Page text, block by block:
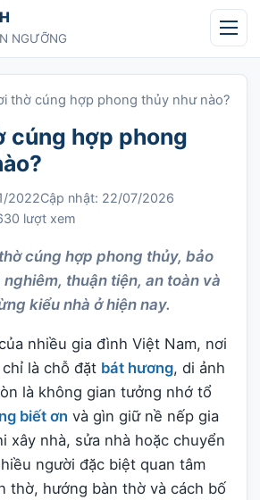
NGƯỠNG
thờ cúng hợp phong thủy như nào?
cúng hợp phong
2022Cập nhật: 22/07/2026
lượt xem
cúng hợp phong thủy, bảo
thuận tiện, an toàn và
kiểu nhà ở hiện nay.
nhiều gia đình Việt Nam, nơi
là chỗ đặt bát hương, di ảnh
là không gian tưởng nhớ tổ
biết ơn và gìn giữ nề nếp gia
xây nhà, sửa nhà hoặc chuyển
người đặc biệt quan tâm
thờ, hướng bàn thờ và cách bố